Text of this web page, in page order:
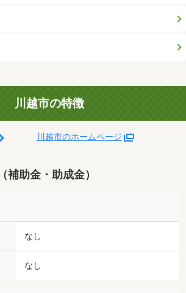
川越市の特徴
川越市のホームページ
補助金・助成金）
なし
なし